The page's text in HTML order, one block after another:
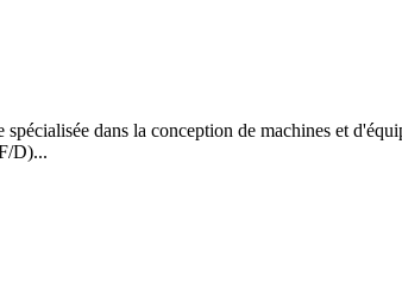
dans la conception de machines et
D)...